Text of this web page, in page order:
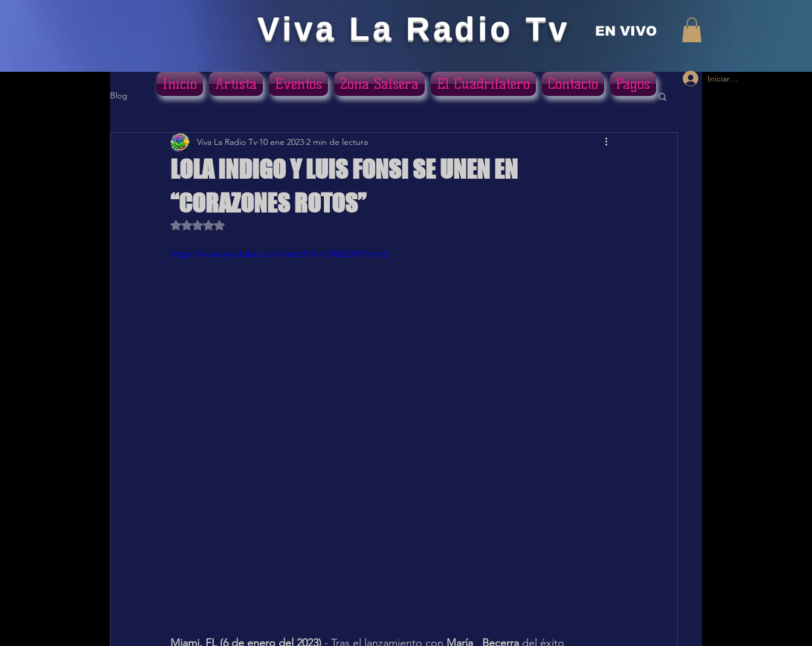
Viva La Radio Tv EN VIVO
Iniciar sesión
Blog
LOLA INDIGO Y LUIS FONSI SE UNEN EN
“CORAZONES ROTOS”
Viva La Radio Tv 10 ene 2023 2 min de lectura
Obtuvo NaN de 5 estrellas.
https://www.youtube.com/watch?v=pR862HV1mb0
Miami, FL (6 de enero del 2023) - Tras el lanzamiento con María   Becerra del éxito
Inicio Artista Eventos Zona Salsera El Cuadrilatero Contacto Pagos